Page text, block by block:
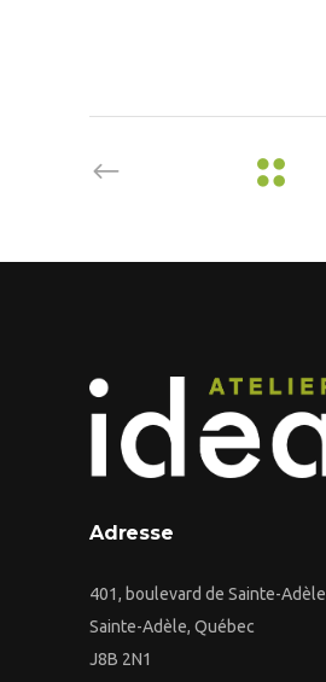
Adresse
401, boulevard de Sainte-Adèle
Sainte-Adèle, Québec
J8B 2N1